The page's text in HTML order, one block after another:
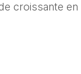
croissante